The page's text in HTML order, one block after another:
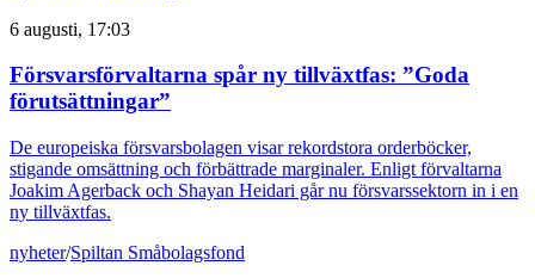
6 augusti, 17:03
Försvarsförvaltarna spår ny tillväxtfas: ”Goda
förutsättningar”
De europeiska försvarsbolagen visar rekordstora orderböcker,
stigande omsättning och förbättrade marginaler. Enligt förvaltarna
Joakim Agerback och Shayan Heidari går nu försvarssektorn in i en
ny tillväxtfas.
nyheter/Spiltan Småbolagsfond